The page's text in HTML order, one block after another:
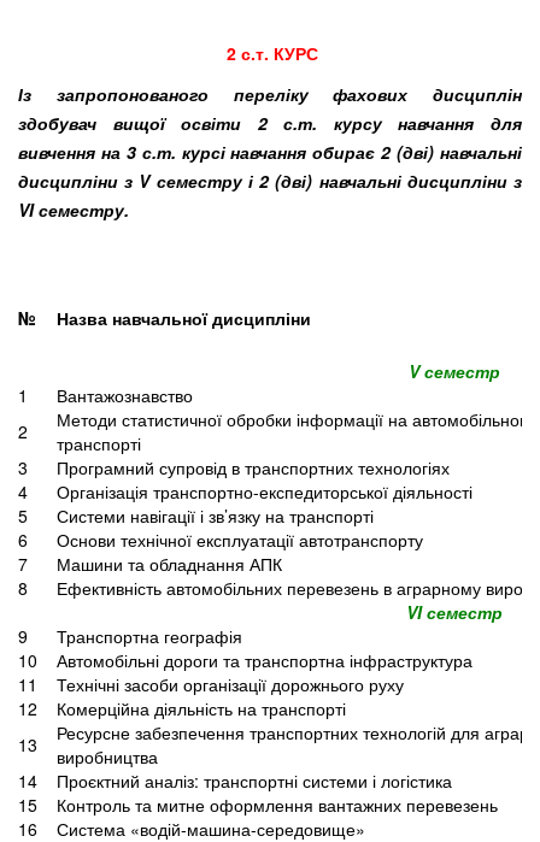
2 с.т. КУРС
Із запропонованого переліку фахових дисциплін
здобувач вищої освіти 2 с.т. курсу навчання для
вивчення на 3 с.т. курсі навчання обирає 2 (дві) навчальні
дисципліни з V семестру і 2 (дві) навчальні дисципліни з
VI семестру.
№ Назва навчальної дисципліни
V семестр
1
Вантажознавство
2
Методи статистичної обробки інформації на автомобільному
транспорті
3
Програмний супровід в транспортних технологіях
4
Організація транспортно-експедиторської діяльності
5
Системи навігації і зв’язку на транспорті
6
Основи технічної експлуатації автотранспорту
7
Машини та обладнання АПК
8
Ефективність автомобільних перевезень в аграрному
VI семестр
9
Транспортна географія
10
Автомобільні дороги та транспортна інфраструктура
11
Технічні засоби організації дорожнього руху
12
Комерційна діяльність на транспорті
13
Ресурсне забезпечення транспортних технологій для
виробництва
14
Проєктний аналіз: транспортні системи і логістика
15
Контроль та митне оформлення вантажних перевезень
16
Система «водій-машина-середовище»